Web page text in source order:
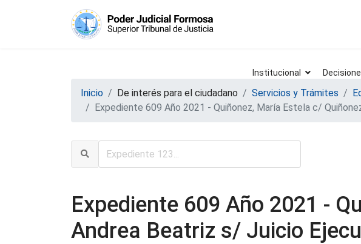
Institucional
Inicio De interés para el ciudadano Servicios y Trámites
Expediente 609 Año 2021 - Quiñonez, María Estela c/
Expediente 609 Año 2021 -
Andrea Beatriz s/ Juicio